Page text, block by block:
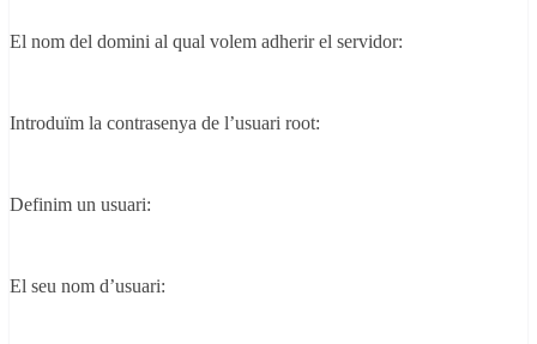
El nom del domini al qual volem adherir el servidor:
Introduïm la contrasenya de l’usuari root:
Definim un usuari:
El seu nom d’usuari: